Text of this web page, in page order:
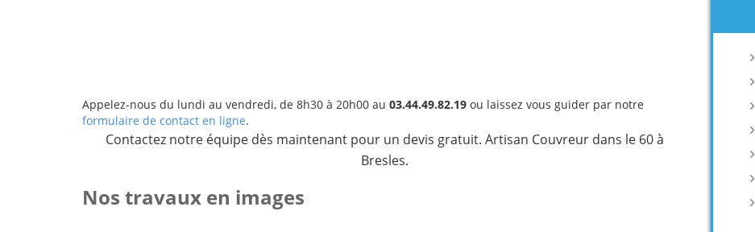
Appelez-nous du lundi au vendredi, de 8h30 à 20h00 au 03.44.49.82.19 ou laissez vous guider par notre
formulaire de contact en ligne.
Contactez notre équipe dès maintenant pour un devis gratuit. Artisan Couvreur dans le 60 à
Bresles.
Nos travaux en images